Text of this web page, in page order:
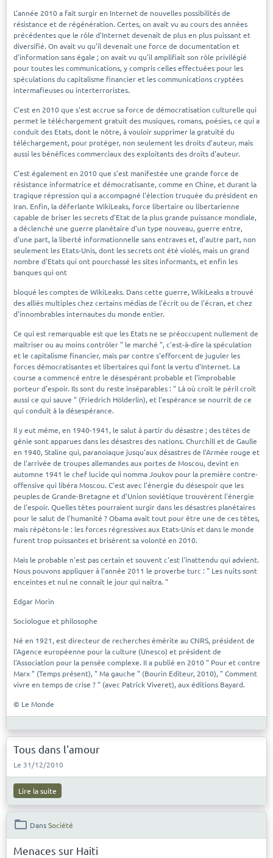
L'année 2010 a fait surgir en Internet de nouvelles possibilités de
résistance et de régénération. Certes, on avait vu au cours des années
précédentes que le rôle d'Internet devenait de plus en plus puissant et
diversifié. On avait vu qu'il devenait une force de documentation et
d'information sans égale ; on avait vu qu'il amplifiait son rôle privilégié
pour toutes les communications, y compris celles effectuées pour les
spéculations du capitalisme financier et les communications cryptées
intermafieuses ou interterroristes.
C'est en 2010 que s'est accrue sa force de démocratisation culturelle qui
permet le téléchargement gratuit des musiques, romans, poésies, ce qui a
conduit des Etats, dont le nôtre, à vouloir supprimer la gratuité du
téléchargement, pour protéger, non seulement les droits d'auteur, mais
aussi les bénéfices commerciaux des exploitants des droits d'auteur.
C'est également en 2010 que s'est manifestée une grande force de
résistance informatrice et démocratisante, comme en Chine, et durant la
tragique répression qui a accompagné l'élection truquée du président en
Iran. Enfin, la déferlante WikiLeaks, force libertaire ou libertarienne
capable de briser les secrets d'Etat de la plus grande puissance mondiale,
a déclenché une guerre planétaire d'un type nouveau, guerre entre,
d'une part, la liberté informationnelle sans entraves et, d'autre part, non
seulement les Etats-Unis, dont les secrets ont été violés, mais un grand
nombre d'Etats qui ont pourchassé les sites informants, et enfin les
banques qui ont
bloqué les comptes de WikiLeaks. Dans cette guerre, WikiLeaks a trouvé
des alliés multiples chez certains médias de l'écrit ou de l'écran, et chez
d'innombrables internautes du monde entier.
Ce qui est remarquable est que les Etats ne se préoccupent nullement de
maîtriser ou au moins contrôler " le marché ", c'est-à-dire la spéculation
et le capitalisme financier, mais par contre s'efforcent de juguler les
forces démocratisantes et libertaires qui font la vertu d'Internet. La
course a commencé entre le désespérant probable et l'improbable
porteur d'espoir. Ils sont du reste inséparables : " Là où croît le péril croît
aussi ce qui sauve " (Friedrich Hölderlin), et l'espérance se nourrit de ce
qui conduit à la désespérance.
Il y eut même, en 1940-1941, le salut à partir du désastre ; des têtes de
génie sont apparues dans les désastres des nations. Churchill et de Gaulle
en 1940, Staline qui, paranoïaque jusqu'aux désastres de l'Armée rouge et
de l'arrivée de troupes allemandes aux portes de Moscou, devint en
automne 1941 le chef lucide qui nomma Joukov pour la première contre-
offensive qui libéra Moscou. C'est avec l'énergie du désespoir que les
peuples de Grande-Bretagne et d'Union soviétique trouvèrent l'énergie
de l'espoir. Quelles têtes pourraient surgir dans les désastres planétaires
pour le salut de l'humanité ? Obama avait tout pour être une de ces têtes,
mais répétons-le : les forces régressives aux Etats-Unis et dans le monde
furent trop puissantes et brisèrent sa volonté en 2010.
Mais le probable n'est pas certain et souvent c'est l'inattendu qui advient.
Nous pouvons appliquer à l'année 2011 le proverbe turc : " Les nuits sont
enceintes et nul ne connaît le jour qui naîtra. "
Edgar Morin
Sociologue et philosophe
Né en 1921, est directeur de recherches émérite au CNRS, président de
l'Agence européenne pour la culture (Unesco) et président de
l'Association pour la pensée complexe. II a publié en 2010 " Pour et contre
Marx " (Temps présent), " Ma gauche " (Bourin Editeur, 2010), " Comment
vivre en temps de crise ? " (avec Patrick Viveret), aux éditions Bayard.
© Le Monde
Tous dans l'amour
Le 31/12/2010
Lire la suite
DansSociété
Menaces sur Haiti